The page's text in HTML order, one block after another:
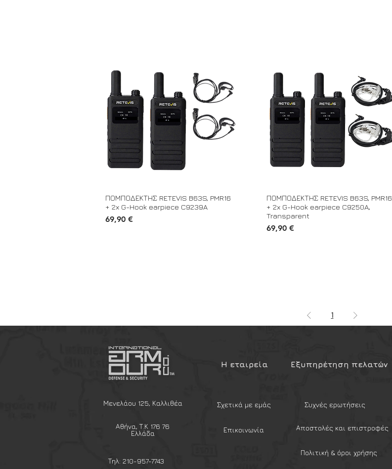
ΠΟΜΠΟΔΕΚΤΗΣ RETEVIS B63S, PMR16
+ 2x G-Hook earpiece C9239A
Τιμή
69,90 €
ΠΟΜΠΟΔΕΚΤΗΣ RETEVIS B63S, PMR16
+ 2x G-Hook earpiece C9250A,
Transparent
Τιμή
69,90 €
1
Η εταιρεία Εξυπηρέτηση πελατών
Μενελάου 125, Καλλιθέα
Αθήνα, Τ.Κ 176 76
Ελλάδα
Τηλ: 210-957-7743
Σχετικά με εμάς
Επικοινωνία
Συχνές ερωτήσεις
Αποστολές και επιστροφές
Πολιτική & όροι χρήσης